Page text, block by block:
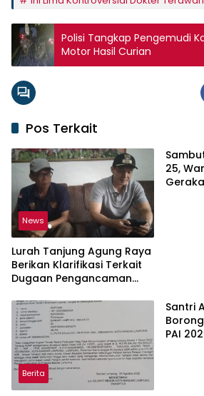
Polisi Tangkap Pengemudi
Motor Hasil Curian
Pos Terkait
News
Lurah Tanjung Agung Raya
Berikan Klarifikasi Terkait
Dugaan Pengancaman
Berujung Laporan ke Polisi
25,
Berita
Santri
Borong
PAI